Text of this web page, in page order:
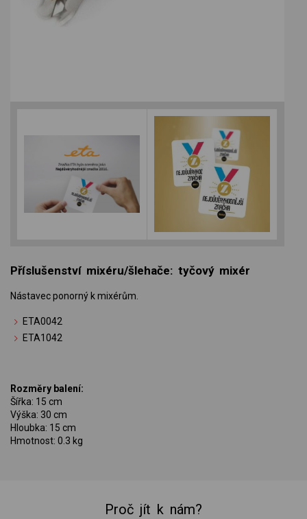
Příslušenství mixéru/šlehače: tyčový mixér
Nástavec ponorný k mixérům.
ETA0042
ETA1042
Rozměry balení:
Šířka: 15 cm
Výška: 30 cm
Hloubka: 15 cm
Hmotnost: 0.3 kg
Proč jít k nám?